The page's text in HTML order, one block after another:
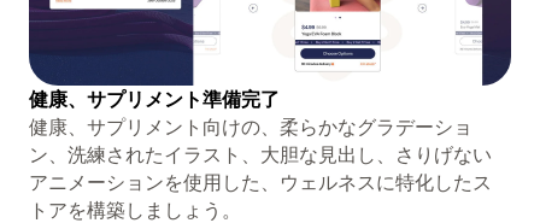
健康、サプリメント準備完了
健康、サプリメント向けの、柔らかなグラデーショ
ン、洗練されたイラスト、大胆な見出し、さりげない
アニメーションを使用した、ウェルネスに特化したス
トアを構築しましょう。